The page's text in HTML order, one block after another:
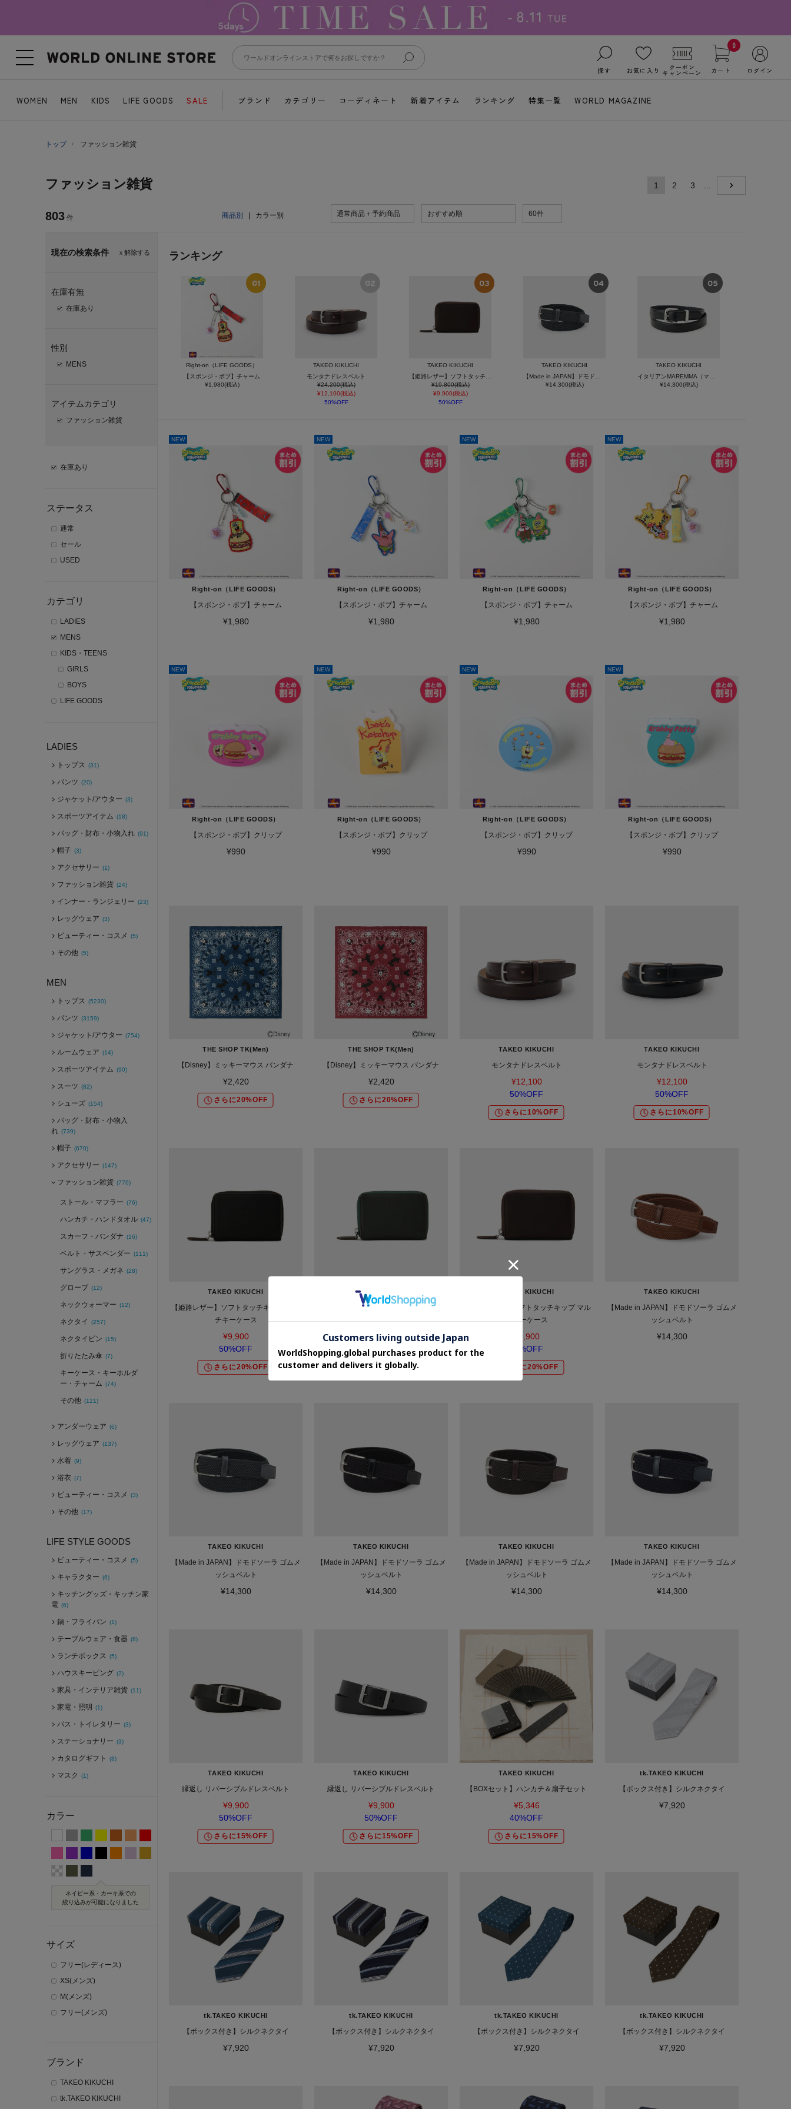
探す お気に入り クーポン
キャンペーン
0
カート ログイン
WOMEN MEN KIDS LIFE GOODS SALE ブランド カテゴリー コーディネート 新着アイテム ランキング 特集一覧 WORLD MAGAZINE
トップ ファッション雑貨
ファッション雑貨
803 件 商品別 カラー別 通常商品＋予約商品 おすすめ順 60件
1 2 3
ｘ解除する
現在の検索条件
在庫有無
在庫あり
性別
MENS
アイテムカテゴリ
ファッション雑貨
在庫あり
ステータス
通常
セール
USED
カテゴリ
LADIES
MENS
KIDS・TEENS
GIRLS
BOYS
LIFE GOODS
LADIES
トップス (31)
パンツ (20)
ジャケット/アウター (3)
スポーツアイテム (18)
バッグ・財布・小物入れ (91)
帽子 (3)
アクセサリー (1)
ファッション雑貨 (24)
インナー・ランジェリー (23)
レッグウェア (3)
ビューティー・コスメ (5)
その他 (5)
MEN
トップス (5230)
パンツ (3159)
ジャケット/アウター (754)
ルームウェア (14)
スポーツアイテム (90)
スーツ (82)
シューズ (154)
バッグ・財布・小物入
れ (739)
帽子 (670)
アクセサリー (147)
ファッション雑貨 (776)
ストール・マフラー (76)
ハンカチ・ハンドタオル (47)
スカーフ・バンダナ (16)
ベルト・サスペンダー (111)
サングラス・メガネ (28)
グローブ (12)
ネックウォーマー (12)
ネクタイ (257)
ネクタイピン (15)
折りたたみ傘 (7)
キーケース・キーホルダ
ー・チャーム (74)
その他 (121)
アンダーウェア (6)
レッグウェア (137)
水着 (9)
浴衣 (7)
ビューティー・コスメ (3)
その他 (17)
LIFE STYLE GOODS
ビューティー・コスメ (5)
キャラクター (6)
キッチングッズ・キッチン家
電 (6)
鍋・フライパン (1)
テーブルウェア・食器 (8)
ランチボックス (5)
ハウスキーピング (2)
家具・インテリア雑貨 (11)
家電・照明 (1)
バス・トイレタリー (3)
ステーショナリー (3)
カタログギフト (8)
マスク (1)
カラー
ネイビー系・カーキ系での
絞り込みが可能になりました
サイズ
フリー(レディース)
XS(メンズ)
M(メンズ)
フリー(メンズ)
ブランド
TAKEO KIKUCHI
tk.TAKEO KIKUCHI
ランキング
Right-on（LIFE GOODS）
【スポンジ・ボブ】チャーム
¥1,980(税込)
TAKEO KIKUCHI
モンタナドレスベルト
¥24,200(税込)
¥12,100(税込)
50%OFF
TAKEO KIKUCHI
¥19,800(税込)
¥9,900(税込)
50%OFF
TAKEO KIKUCHI
¥14,300(税込)
TAKEO KIKUCHI
¥14,300(税込)
NEW
Right-on（LIFE GOODS）
【スポンジ・ボブ】チャーム
¥1,980
NEW
Right-on（LIFE GOODS）
【スポンジ・ボブ】チャーム
¥1,980
NEW
Right-on（LIFE GOODS）
【スポンジ・ボブ】チャーム
¥1,980
NEW
Right-on（LIFE GOODS）
【スポンジ・ボブ】チャーム
¥1,980
NEW
Right-on（LIFE GOODS）
【スポンジ・ボブ】クリップ
¥990
NEW
Right-on（LIFE GOODS）
【スポンジ・ボブ】クリップ
¥990
NEW
Right-on（LIFE GOODS）
【スポンジ・ボブ】クリップ
¥990
NEW
Right-on（LIFE GOODS）
【スポンジ・ボブ】クリップ
¥990
THE SHOP TK(Men)
【Disney】ミッキーマウス バンダナ
¥2,420
さらに20%OFF
THE SHOP TK(Men)
【Disney】ミッキーマウス バンダナ
¥2,420
さらに20%OFF
TAKEO KIKUCHI
モンタナドレスベルト
¥12,100
50%OFF
さらに10%OFF
TAKEO KIKUCHI
モンタナドレスベルト
¥12,100
50%OFF
さらに10%OFF
TAKEO KIKUCHI
【姫路レザー】ソフトタッチキップ マル
チキーケース
¥9,900
50%OFF
さらに20%OFF
TAKEO KIKUCHI
【姫路レザー】ソフトタッチキップ マル
チキーケース
¥9,900
50%OFF
さらに20%OFF
TAKEO KIKUCHI
【姫路レザー】ソフトタッチキップ マル
チキーケース
¥9,900
50%OFF
さらに20%OFF
TAKEO KIKUCHI
【Made in JAPAN】ドモドソーラ ゴムメ
ッシュベルト
¥14,300
TAKEO KIKUCHI
【Made in JAPAN】ドモドソーラ ゴムメ
ッシュベルト
¥14,300
TAKEO KIKUCHI
【Made in JAPAN】ドモドソーラ ゴムメ
ッシュベルト
¥14,300
TAKEO KIKUCHI
【Made in JAPAN】ドモドソーラ ゴムメ
ッシュベルト
¥14,300
TAKEO KIKUCHI
【Made in JAPAN】ドモドソーラ ゴムメ
ッシュベルト
¥14,300
TAKEO KIKUCHI
縁返し リバーシブルドレスベルト
¥9,900
50%OFF
さらに15%OFF
TAKEO KIKUCHI
縁返し リバーシブルドレスベルト
¥9,900
50%OFF
さらに15%OFF
TAKEO KIKUCHI
【BOXセット】ハンカチ＆扇子セット
¥5,346
40%OFF
さらに15%OFF
tk.TAKEO KIKUCHI
【ボックス付き】シルクネクタイ
¥7,920
tk.TAKEO KIKUCHI
【ボックス付き】シルクネクタイ
¥7,920
tk.TAKEO KIKUCHI
【ボックス付き】シルクネクタイ
¥7,920
tk.TAKEO KIKUCHI
【ボックス付き】シルクネクタイ
¥7,920
tk.TAKEO KIKUCHI
【ボックス付き】シルクネクタイ
¥7,920